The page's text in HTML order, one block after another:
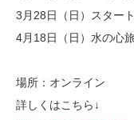
3月28日（日）スター
4月18日（日）水の心
場所：オンライン
詳しくはこちら↓